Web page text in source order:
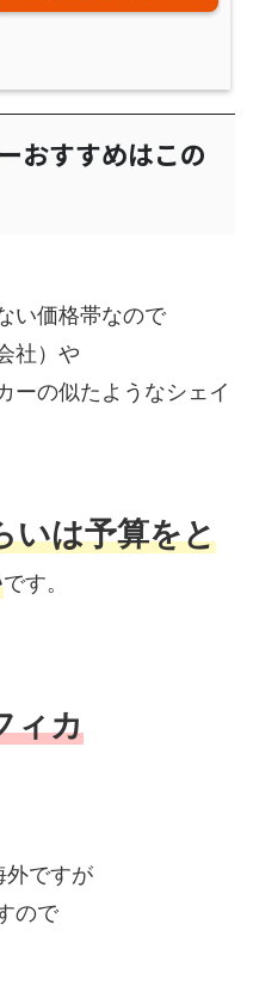
おすすめはこの
い価格帯なので
社）や
ーの似たようなシェイ
いは予算をと
です。
ィカ
外ですが
ので